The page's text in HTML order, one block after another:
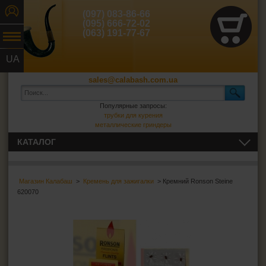
UA
(097) 083-86-66
(095) 666-72-02
(063) 191-77-67
sales@calabash.com.ua
Популярные запросы:
трубки для курения
металлические гриндеры
Магазин Калабаш > Кремень для зажигалки > Кремний Ronson Steine
620070
КАТАЛОГ
ЗАЖИГАЛКИ